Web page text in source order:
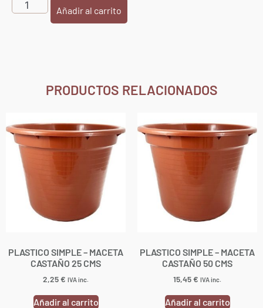
Añadir al carrito
PRODUCTOS RELACIONADOS
PLASTICO SIMPLE – MACETA
CASTAÑO 25 CMS
2,25€ IVA inc.
Añadir al carrito
PLASTICO SIMPLE – MACETA
CASTAÑO 50 CMS
15,45€ IVA inc.
Añadir al carrito